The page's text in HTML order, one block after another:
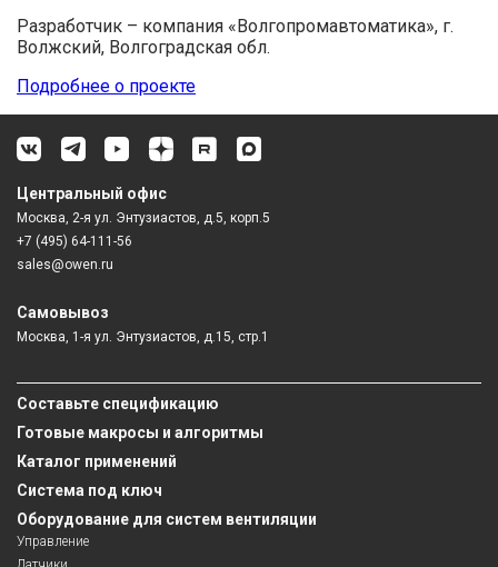
Разработчик – компания «Волгопромавтоматика», г.
Волжский, Волгоградская обл.
Подробнее о проекте
Центральный офис
Москва, 2-я ул. Энтузиастов, д.5, корп.5
+7 (495) 64-111-56
sales@owen.ru
Самовывоз
Москва, 1-я ул. Энтузиастов, д.15, стр.1
Составьте спецификацию
Готовые макросы и алгоритмы
Каталог применений
Система под ключ
Оборудование для систем вентиляции
Управление